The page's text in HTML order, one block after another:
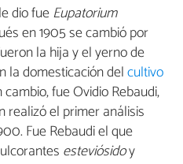
dio fueEupatorium
en 1905 se cambió por
la hija y el yerno de
la domesticación delcultivo
cambio, fue Ovidio Rebaudi,
realizó el primer análisis
Fue Rebaudi el que
esteviósidoy